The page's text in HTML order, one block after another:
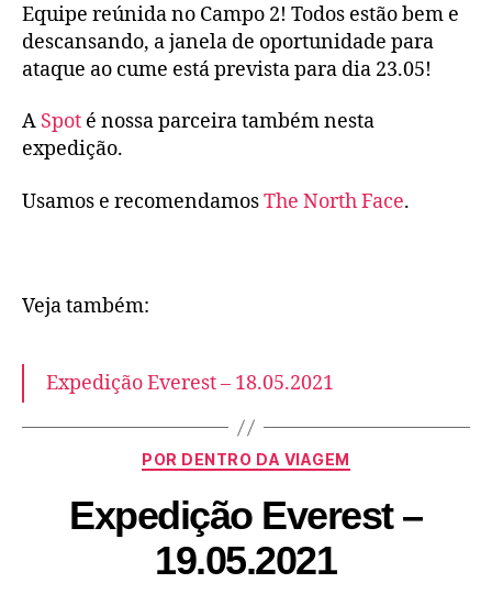
Equipe reúnida no Campo 2! Todos estão bem e
descansando, a janela de oportunidade para
ataque ao cume está prevista para dia 23.05!
A Spot é nossa parceira também nesta
expedição.
Usamos e recomendamosThe North Face.
Veja também:
Expedição Everest – 18.05.2021
POR DENTRO DA VIAGEM
Expedição Everest –
19.05.2021